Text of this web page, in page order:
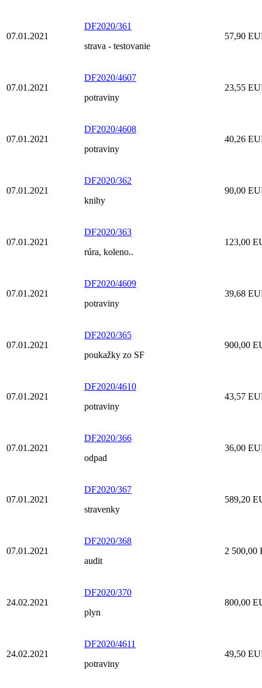
07.01.2021
DF2020/361
strava - testovanie
57,90
07.01.2021
DF2020/4607
potraviny
23,55
07.01.2021
DF2020/4608
potraviny
40,26
07.01.2021
DF2020/362
knihy
90,00
07.01.2021
DF2020/363
rúra, koleno..
123,00
07.01.2021
DF2020/4609
potraviny
39,68
07.01.2021
DF2020/365
poukažky zo SF
900,00
07.01.2021
DF2020/4610
potraviny
43,57
07.01.2021
DF2020/366
odpad
36,00
07.01.2021
DF2020/367
stravenky
589,20
07.01.2021
DF2020/368
audit
2 500,00
24.02.2021
DF2020/370
plyn
800,00
24.02.2021
DF2020/4611
potraviny
49,50